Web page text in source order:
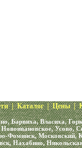
|Каталог|Цены|
Барвиха, Власиха,
Усово,
Фоминск, Московский,
Нахабино,